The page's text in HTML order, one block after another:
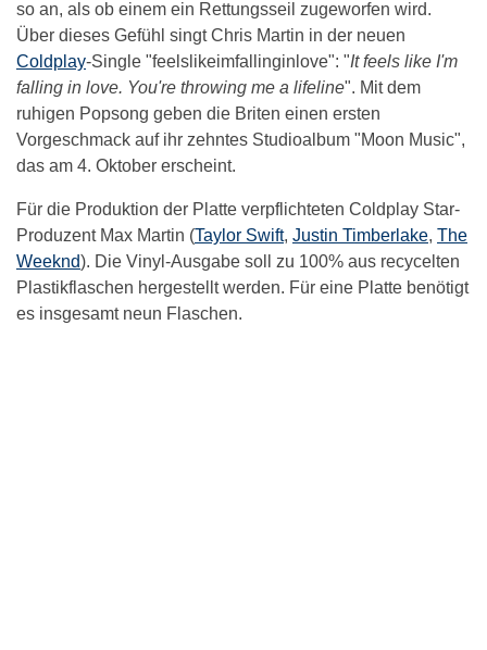
so an, als ob einem ein Rettungsseil zugeworfen wird.
Über dieses Gefühl singt Chris Martin in der neuen
Coldplay-Single "feelslikeimfallinginlove": "It feels like I'm
falling in love. You're throwing me a lifeline". Mit dem
ruhigen Popsong geben die Briten einen ersten
Vorgeschmack auf ihr zehntes Studioalbum "Moon Music",
das am 4. Oktober erscheint.
Für die Produktion der Platte verpflichteten Coldplay Star-
Produzent Max Martin (Taylor Swift, Justin Timberlake, The
Weeknd). Die Vinyl-Ausgabe soll zu 100% aus recycelten
Plastikflaschen hergestellt werden. Für eine Platte benötigt
es insgesamt neun Flaschen.